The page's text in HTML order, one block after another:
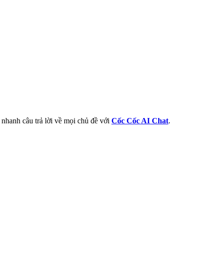
câu trả lời về mọi chủ đề với Cốc Cốc AI Chat.